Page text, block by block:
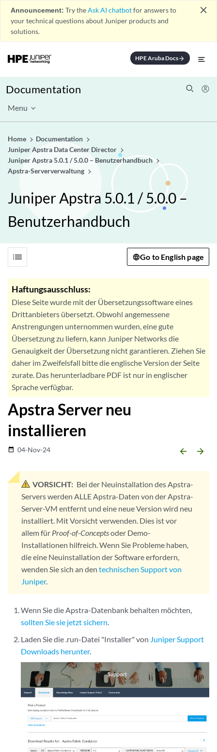
Announcement: Try theAsk AI chatbotfor answers to
your technical questions about Juniper products and
solutions.
close
HPE Aruba Docsarrow_forward
Documentation
Menu
Home
Documentation
Juniper Apstra Data Center Director
Juniper Apstra 5.0.1 / 5.0.0 – Benutzerhandbuch
Apstra-Serververwaltung
Juniper Apstra 5.0.1 / 5.0.0 –
Benutzerhandbuch
list Go to English page
Haftungsausschluss:
Diese Seite wurde mit der Übersetzungssoftware eines
Drittanbieters übersetzt. Obwohl angemessene
Anstrengungen unternommen wurden, eine gute
Übersetzung zu liefern, kann Juniper Networks die
Genauigkeit der Übersetzung nicht garantieren. Ziehen Sie
daher im Zweifelsfall bitte die englische Version der Seite
zurate. Das herunterladbare PDF ist nur in englischer
Sprache verfügbar.
Apstra Server neu
installieren
date_range 04-Nov-24 arrow_backward arrow_forward
VORSICHT: Bei der Neuinstallation des Apstra-
Servers werden ALLE Apstra-Daten von der Apstra-
Server-VM entfernt und eine neue Version wird neu
installiert. Mit Vorsicht verwenden. Dies ist vor
allem für Proof-of-Conceptsoder Demo-
Installationen hilfreich. Wenn Sie Probleme haben,
die eine Neuinstallation der Software erfordern,
wenden Sie sich an den technischen Support von
Juniper.
Wenn Sie die Apstra-Datenbank behalten möchten,
sollten Sie sie jetzt sichern.
Laden Sie die .run-Datei "Installer" von Juniper Support
Downloads herunter.